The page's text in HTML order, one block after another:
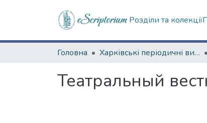
Розділи та колекції
Головна Харківські періодичні видання
Театральный